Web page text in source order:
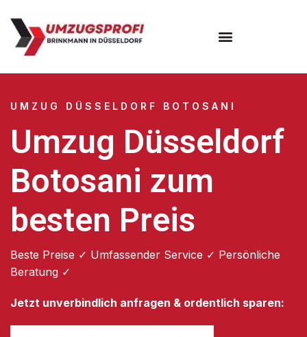
UMZUG DÜSSELDORF BOTOSANI
Umzug Düsseldorf
Botosani zum
besten Preis
Beste Preise ✓ Umfassender Service ✓ Persönliche
Beratung ✓
Jetzt unverbindlich anfragen & ordentlich sparen: